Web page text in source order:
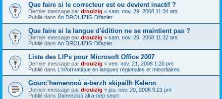
Que faire si le correcteur est ou devient inactif ?
Dernier message par drouizig « sam. nov. 29, 2008 11:34 am
Publié dans An DROUIZIG Difazier
Que faire si la langue d'édition ne se maintient pas ?
Dernier message par drouizig « sam. nov. 29, 2008 11:32 am
Publié dans An DROUIZIG Difazier
Liste des LIPs pour Microsoft Office 2007
Dernier message par drouizig « ven. nov. 21, 2008 1:20 pm
Publié dans L'informatique en langues régionales et minoritaires
Gourc’hemennoù a-berzh skipailh Kelenn
Dernier message par drouizig « jeu. nov. 20, 2008 9:21 pm
Publié dans Danvezioù all a-bep seurt